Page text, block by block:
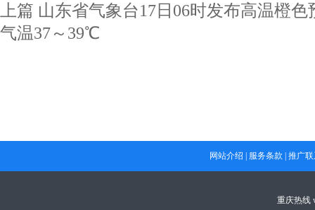
上篇 山东省气象台17日06时发布高温橙
气温37～39℃
网站介绍 服务条款 推广
重庆热线